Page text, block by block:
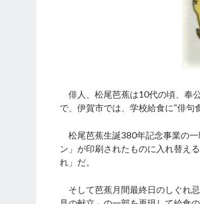
俳人、松尾芭蕉は10代の頃、奉
で、伊賀市では、学校給食に“俳句
松尾芭蕉生誕380年記念事業の一
ン」が印刷されたものに入れ替え
れ」だ。
そして芭蕉月間最終日のしぐれ